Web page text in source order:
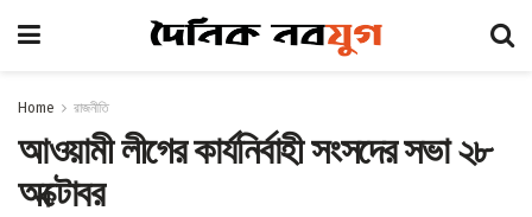
Home রাজনীতি
আওয়ামী লীগের কার্যনির্বাহী সংসদের সভা ২৮
অক্টোবর